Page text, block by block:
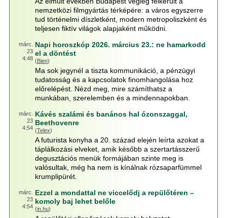
nemzetközi filmgyártás térképére: a város egyszerre
tud történelmi díszletként, modern metropoliszként és
teljesen fiktív világok alapjaként működni.
márc.
23
4:48
Napi horoszkóp 2026. március 23.: ne hamarkodd
el a döntést
(Bien)
Ma sok jegynél a tiszta kommunikáció, a pénzügyi
tudatosság és a kapcsolatok finomhangolása hoz
előrelépést. Nézd meg, mire számíthatsz a
munkában, szerelemben és a mindennapokban.
márc.
23
4:54
Kávés szalámi és banános hal ózonszaggal,
Beethovenre
(Telex)
A futurista konyha a 20. század elején leírta azokat a
táplálkozási elveket, amik később a szertartásszerű
degusztációs menük formájában szinte meg is
valósultak, még ha nem is kínálnak rózsaparfümmel
krumplipürét.
márc.
23
4:54
Ezzel a mondattal ne viccelődj a repülőtéren –
komoly baj lehet belőle
(in.hu)